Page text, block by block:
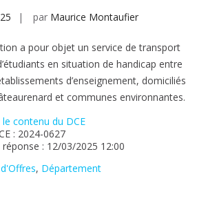
par Maurice Montaufier
a pour objet un service de transport
en situation de handicap entre
d’enseignement, domiciliés
et communes environnantes.
le contenu du DCE
: 2024-0627
: 12/03/2025 12:00
, Département